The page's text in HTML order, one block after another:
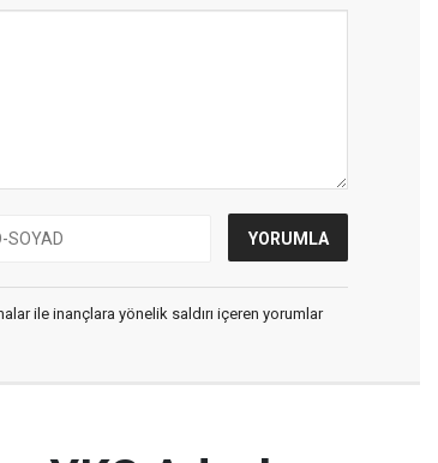
ile inançlara yönelik saldırı içeren yorumlar